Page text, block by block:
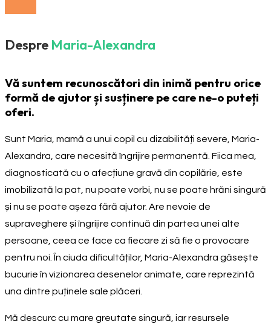
Despre Maria-Alexandra
Vă suntem recunoscători din inimă pentru orice
formă de ajutor și susținere pe care ne-o puteți
oferi.
Sunt Maria, mamă a unui copil cu dizabilități severe, Maria-
Alexandra, care necesită îngrijire permanentă. Fiica mea,
diagnosticată cu o afecțiune gravă din copilărie, este
imobilizată la pat, nu poate vorbi, nu se poate hrăni singură
și nu se poate așeza fără ajutor. Are nevoie de
supraveghere și îngrijire continuă din partea unei alte
persoane, ceea ce face ca fiecare zi să fie o provocare
pentru noi. În ciuda dificultăților, Maria-Alexandra găsește
bucurie în vizionarea desenelor animate, care reprezintă
una dintre puținele sale plăceri.
Mă descurc cu mare greutate singură, iar resursele